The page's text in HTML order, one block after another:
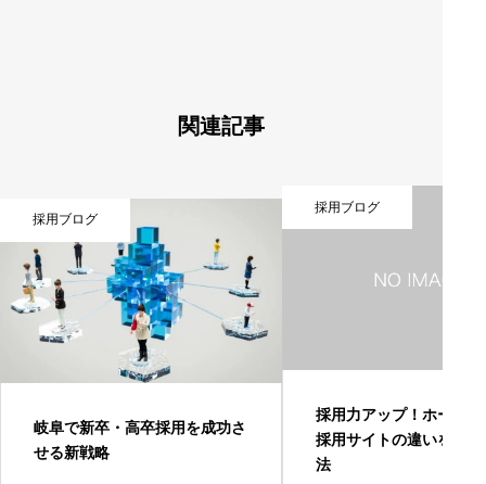
関連記事
採用ブログ
岐阜で新卒・高卒採用を成功さ
せる新戦略
採用ブログ
採用力アップ！ホーム
採用サイトの違いを活
法